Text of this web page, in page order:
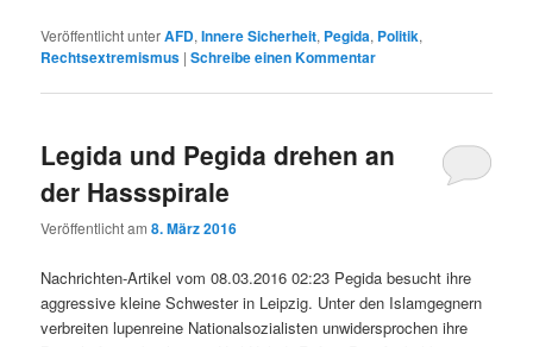
Veröffentlicht unterAFD,Innere Sicherheit, Pegida, Politik,
Rechtsextremismus |Schreibe einen Kommentar
Legida und Pegida drehen an
der Hassspirale
Veröffentlicht am8. März 2016
Nachrichten-Artikel vom 08.03.2016 02:23 Pegida besucht ihre
aggressive kleine Schwester in Leipzig. Unter den Islamgegnern
verbreiten lupenreine Nationalsozialisten unwidersprochen ihre